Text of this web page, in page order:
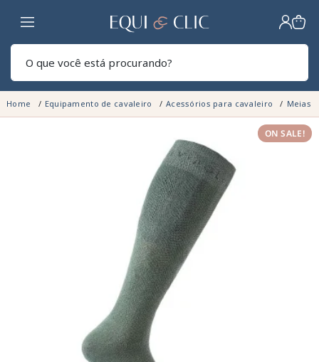
Lar
Home Equipamento de cavaleiro Acessórios para cavaleiro Meias
ON SALE!